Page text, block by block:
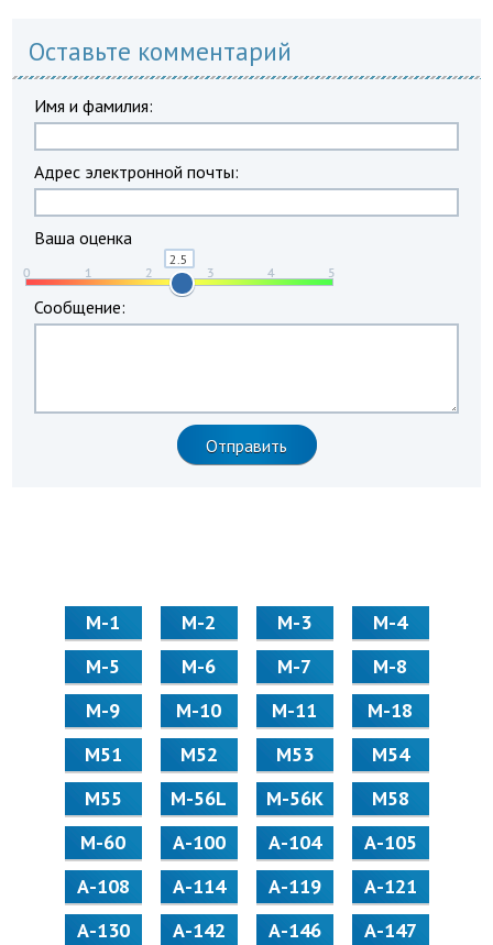
Оставьте комментарий
Имя и фамилия:
Адрес электронной почты:
Ваша оценка
Сообщение:
М-1 М-2 М-3
М-4
М-5
М-6 М-7
М-8
М-9
М-10 М-11
М-18
М51
М52 М53
М54
М55
M-56L M-56K
М58
M-60
А-100 А-104
А-105
А-108
А-114 А-119
А-121
А-130
А-142 А-146
А-147